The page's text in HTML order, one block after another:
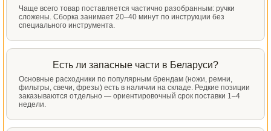
Чаще всего товар поставляется частично разобранным: ручки
сложены. Сборка занимает 20–40 минут по инструкции без
специального инструмента.
Есть ли запасные части в Беларуси?
Основные расходники по популярным брендам (ножи, ремни,
фильтры, свечи, фрезы) есть в наличии на складе. Редкие позиции
заказываются отдельно — ориентировочный срок поставки 1–4
недели.